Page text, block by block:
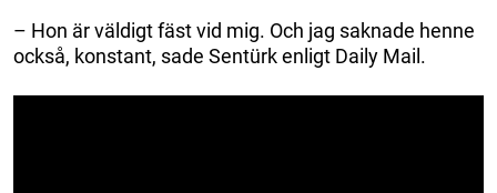
– Hon är väldigt fäst vid mig. Och jag saknade henne
också, konstant, sade Sentürk enligt Daily Mail.